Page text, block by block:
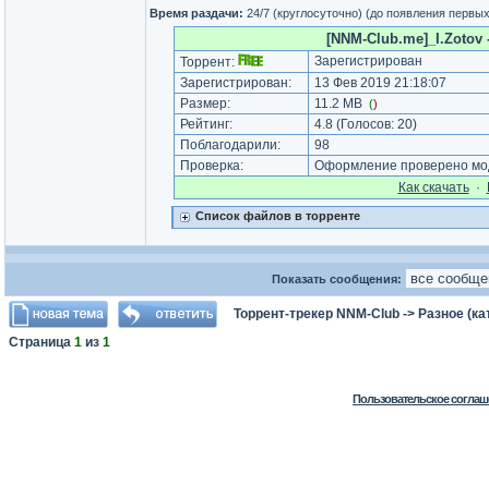
Время раздачи: 24/7 (круглосуточно) (до появления
[NNM-
Торрент:
Зарегистрирован
Зарегистрирован:
13 Фев 2019 21:18:07
Размер:
11.2 MB ()
Рейтинг: 4.8 (Голосов: 20)
Поблагодарили:
98
Проверка:
Оформление проверено
Как cкачать·
Список файлов в торренте
Показать сообщения:
Торрент-трекер NNM-Club -> Разное
Страница 1 из 1
Пользовательское